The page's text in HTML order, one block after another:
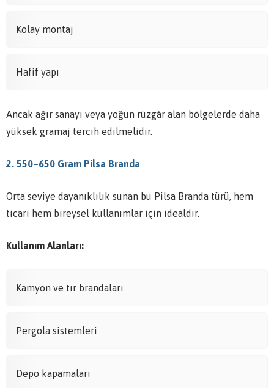
Kolay montaj
Hafif yapı
Ancak ağır sanayi veya yoğun rüzgâr alan bölgelerde daha
yüksek gramaj tercih edilmelidir.
2. 550–650 Gram Pilsa Branda
Orta seviye dayanıklılık sunan bu Pilsa Branda türü, hem
ticari hem bireysel kullanımlar için idealdir.
Kullanım Alanları:
Kamyon ve tır brandaları
Pergola sistemleri
Depo kapamaları